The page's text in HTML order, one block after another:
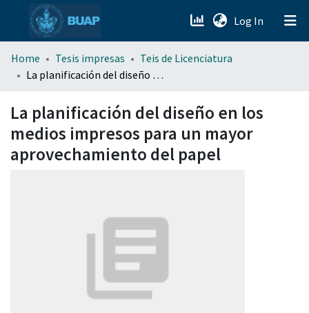
Log In (current)
menu.section.about_menu
Home Tesis impresas
Teis de Licenciatura
La planificación del diseño en los medios impresos para un mayor aprovechamiento del papel
La planificación del diseño en los
medios impresos para un mayor
aprovechamiento del papel